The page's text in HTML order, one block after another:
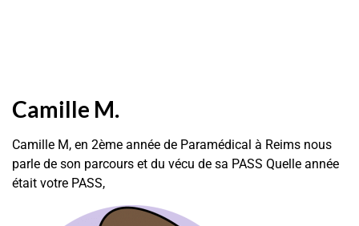
Camille M.
Camille M, en 2ème année de Paramédical à Reims nous
parle de son parcours et du vécu de sa PASS Quelle année
était votre PASS,